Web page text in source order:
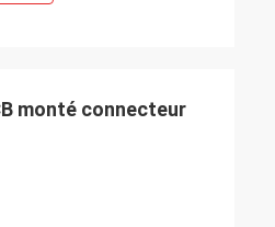
monté connecteur